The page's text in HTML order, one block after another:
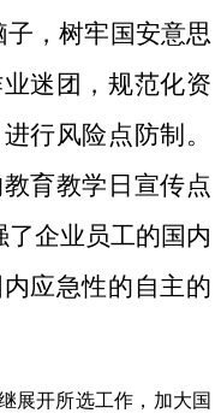
，树牢国安意思
迷团，规范化资
行风险点防制。
育教学日宣传点
企业员工的国内
应急性的自主的
展开所选工作，加大国